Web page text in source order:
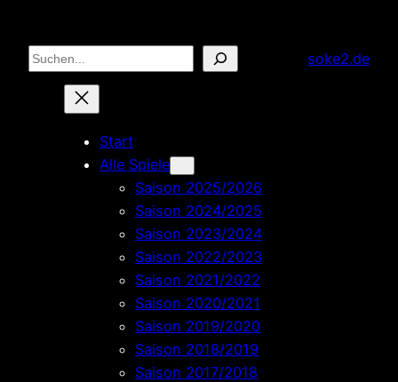
Inhalt
springen
Suchen soke2.de
Start
Alle Spiele
Saison 2025/2026
Saison 2024/2025
Saison 2023/2024
Saison 2022/2023
Saison 2021/2022
Saison 2020/2021
Saison 2019/2020
Saison 2018/2019
Saison 2017/2018